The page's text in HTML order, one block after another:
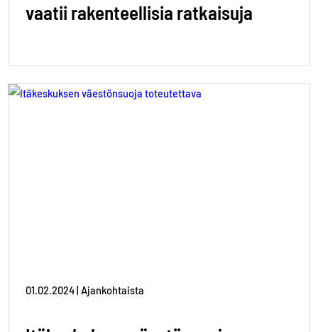
vaatii rakenteellisia ratkaisuja
01.02.2024 | Ajankohtaista